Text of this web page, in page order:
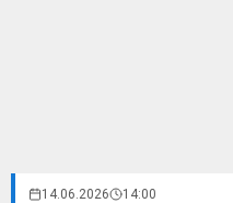
14.06.2026 14:00